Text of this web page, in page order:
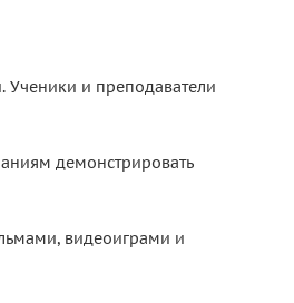
Ученики и преподаватели
демонстрировать
видеоиграми и